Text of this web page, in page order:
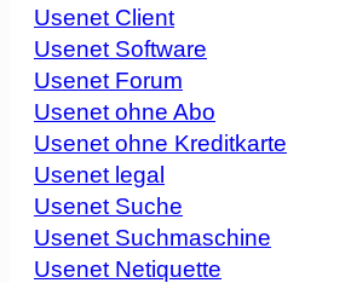
Usenet Client
Usenet Software
Usenet Forum
Usenet ohne Abo
Usenet ohne Kreditkarte
Usenet legal
Usenet Suche
Usenet Suchmaschine
Usenet Netiquette